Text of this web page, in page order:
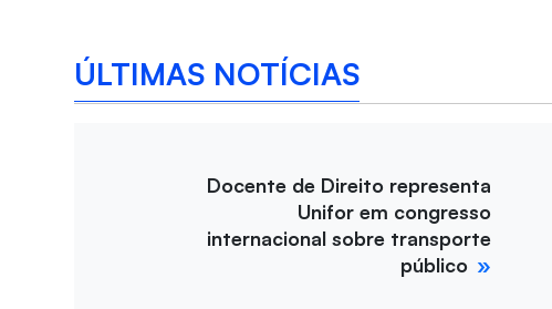
ÚLTIMAS NOTÍCIAS
Docente de Direito representa
Unifor em congresso
internacional sobre transporte
público